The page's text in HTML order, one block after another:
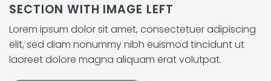
SECTION WITH IMAGE LEFT
Lorem ipsum dolor sit amet, consectetuer adipiscing
elit, sed diam nonummy nibh euismod tincidunt ut
laoreet dolore magna aliquam erat volutpat.